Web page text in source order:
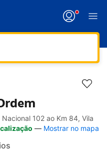
102 ao Km 84, Vila
— Mostrar no mapa